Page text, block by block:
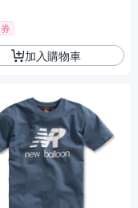
券
加入購物車